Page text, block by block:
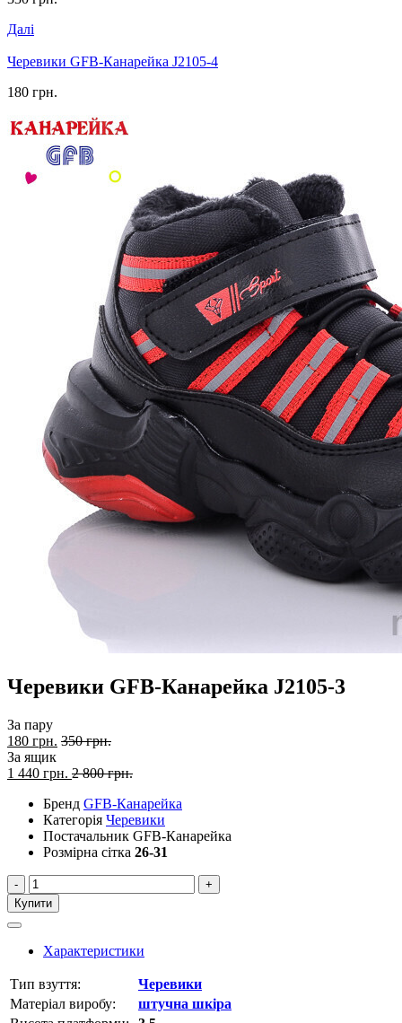
Далі
Черевики GFB-Канарейка J2105-4
180 грн.
Черевики GFB-Канарейка J2105-3
За пару
180 грн. 350 грн.
За ящик
1 440 грн. 2 800 грн.
Бренд GFB-Канарейка
Категорія Черевики
Постачальник GFB-Канарейка
Розмірна сітка 26-31
-
+
Купити
Характеристики
Тип взуття:
Черевики
Матеріал виробу:
штучна шкіра